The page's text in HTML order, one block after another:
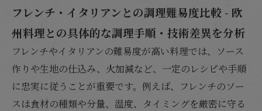
フレンチ・イタリアンとの調理難易度比較 - 欧
州料理との具体的な調理手順・技術差異を分析
フレンチやイタリアンの難易度が高い料理では、ソース
作りや生地の仕込み、火加減など、一定のレシピや手順
に忠実に従うことが重要です。例えば、フレンチのソー
スは食材の種類や分量、温度、タイミングを厳密に守る